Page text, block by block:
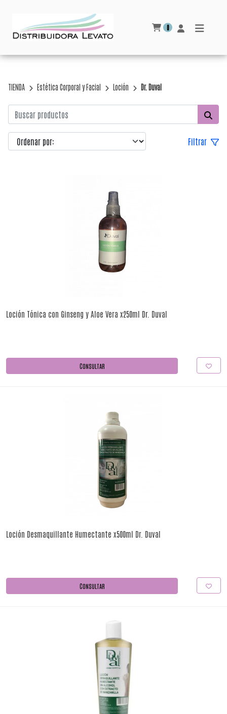
0
TIENDA Estética Corporal y Facial Loción Dr. Duval
Filtrar
Loción Tónica con Ginseng y Aloe Vera x250ml Dr. Duval
CONSULTAR
Loción Desmaquillante Humectante x500ml Dr. Duval
CONSULTAR